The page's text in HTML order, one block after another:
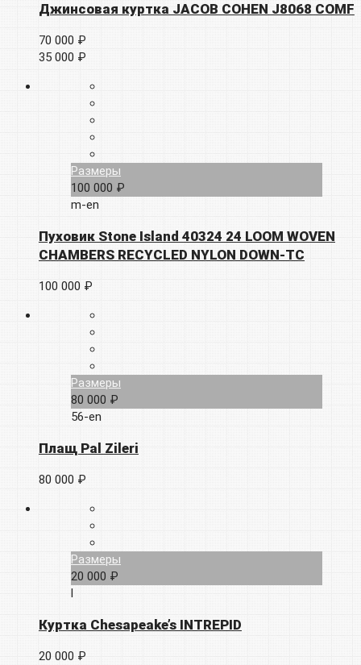
Джинсовая куртка JACOB COHEN J8068 COMF
70 000 ₽
35 000 ₽
Размеры
100 000 ₽
m-en
Пуховик Stone Island 40324 24 LOOM WOVEN
CHAMBERS RECYCLED NYLON DOWN-TC
100 000 ₽
Размеры
80 000 ₽
56-en
Плащ Pal Zileri
80 000 ₽
Размеры
20 000 ₽
l
Куртка Chesapeake’s INTREPID
20 000 ₽